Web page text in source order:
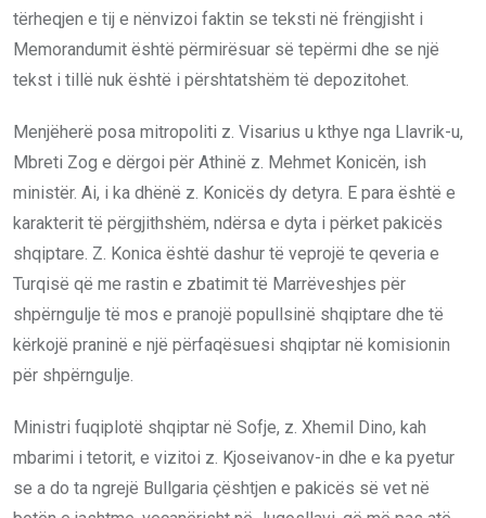
tërheqjen e tij e nënvizoi faktin se teksti në frëngjisht i
Memorandumit është përmirësuar së tepërmi dhe se një
tekst i tillë nuk është i përshtatshëm të depozitohet.
Menjëherë posa mitropoliti z. Visarius u kthye nga Llavrik-u,
Mbreti Zog e dërgoi për Athinë z. Mehmet Konicën, ish
ministër. Ai, i ka dhënë z. Konicës dy detyra. E para është e
karakterit të përgjithshëm, ndërsa e dyta i përket pakicës
shqiptare. Z. Konica është dashur të veprojë te qeveria e
Turqisë që me rastin e zbatimit të Marrëveshjes për
shpërngulje të mos e pranojë popullsinë shqiptare dhe të
kërkojë praninë e një përfaqësuesi shqiptar në komisionin
për shpërngulje.
Ministri fuqiplotë shqiptar në Sofje, z. Xhemil Dino, kah
mbarimi i tetorit, e vizitoi z. Kjoseivanov-in dhe e ka pyetur
se a do ta ngrejë Bullgaria çështjen e pakicës së vet në